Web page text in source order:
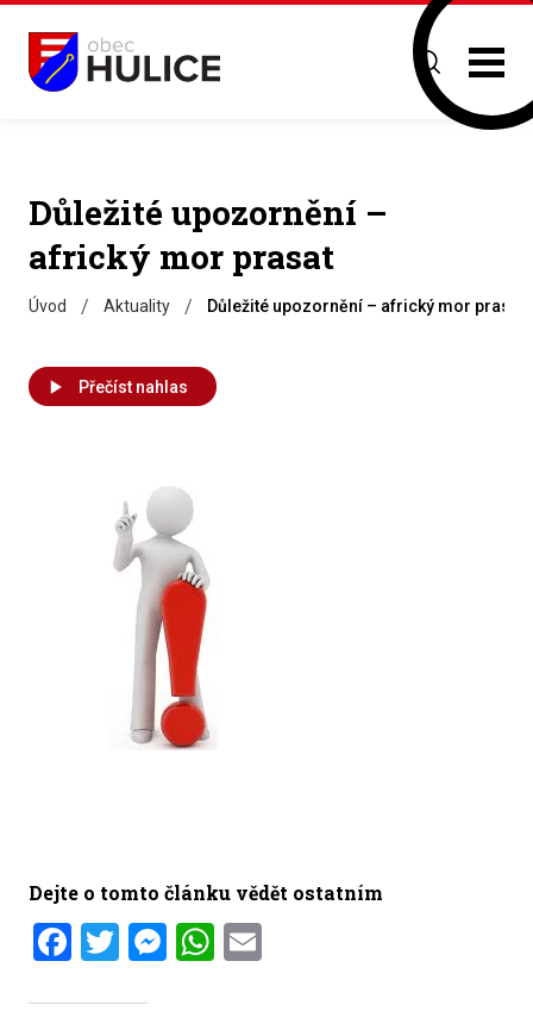
Důležité upozornění –
africký mor prasat
Úvod / Aktuality / Důležité upozornění – africký mor prasat
Přečíst nahlas
Dejte o tomto článku vědět ostatním
Facebook
Twitter
Messenger
WhatsApp